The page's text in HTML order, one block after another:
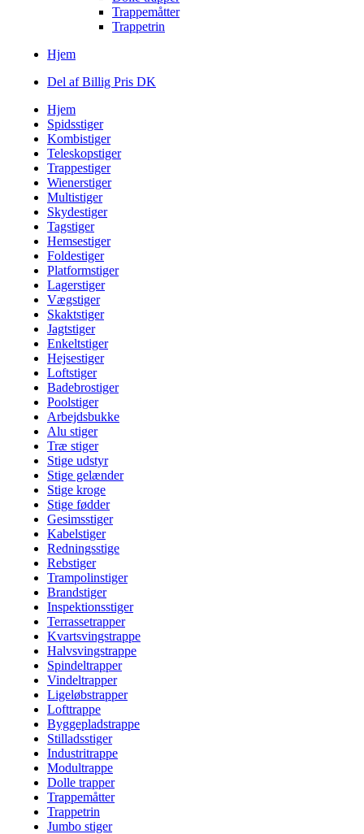
Trappemåtter
Trappetrin
Hjem
Del af Billig Pris DK
Hjem
Spidsstiger
Kombistiger
Teleskopstiger
Trappestiger
Wienerstiger
Multistiger
Skydestiger
Tagstiger
Hemsestiger
Foldestiger
Platformstiger
Lagerstiger
Vægstiger
Skaktstiger
Jagtstiger
Enkeltstiger
Hejsestiger
Loftstiger
Badebrostiger
Poolstiger
Arbejdsbukke
Alu stiger
Træ stiger
Stige udstyr
Stige gelænder
Stige kroge
Stige fødder
Gesimsstiger
Kabelstiger
Redningsstige
Rebstiger
Trampolinstiger
Brandstiger
Inspektionsstiger
Terrassetrapper
Kvartsvingstrappe
Halvsvingstrappe
Spindeltrapper
Vindeltrapper
Ligeløbstrapper
Lofttrappe
Byggepladstrappe
Stilladsstiger
Industritrappe
Modultrappe
Dolle trapper
Trappemåtter
Trappetrin
Jumbo stiger